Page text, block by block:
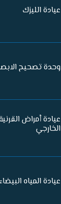
عيادة الليزك
وحدة تصحيح
عيادة أمراض
الخارجي
عيادة المياه